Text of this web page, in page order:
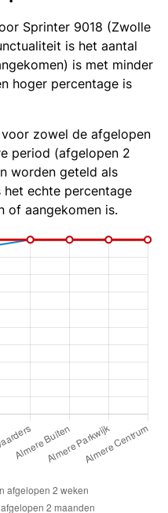
Sprinter 9018 (Zwolle
is het aantal
is met minder
hoger percentage is
zowel de afgelopen
period (afgelopen 2
worden geteld als
echte percentage
of aangekomen is.